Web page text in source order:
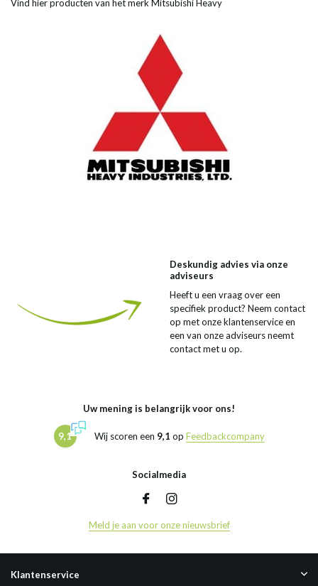
Vind hier producten van het merk Mitsubishi Heavy
Deskundig advies via onze
adviseurs
Heeft u een vraag over een
specifiek product? Neem contact
op met onze klantenservice en
een van onze adviseurs neemt
contact met u op.
Uw mening is belangrijk voor ons!
9,1 Wij scoren een 9,1 op Feedbackcompany
Socialmedia
Meld je aan voor onze nieuwsbrief
Klantenservice